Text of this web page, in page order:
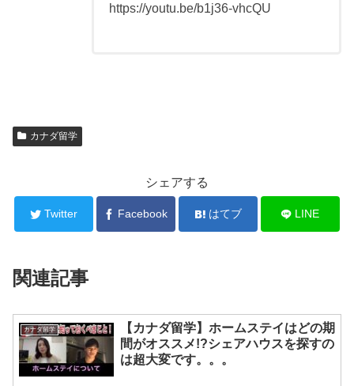
https://youtu.be/b1j36-vhcQU
カナダ留学
シェアする
Twitter Facebook はてブ LINE
関連記事
カナダ留学
【カナダ留学】ホームステイはどの期
間がオススメ!?シェアハウスを探すの
は超大変です。。。